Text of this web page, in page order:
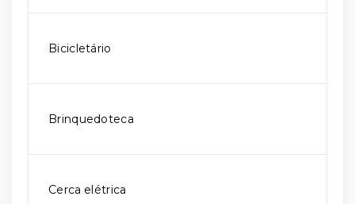
Bicicletário
Brinquedoteca
Cerca elétrica